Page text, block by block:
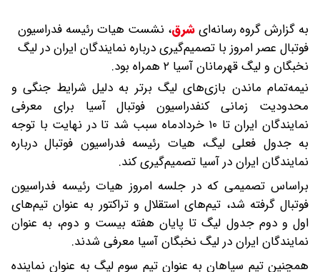
به گزارش گروه رسانه‌ایشرق، نشست هیات رئیسه فدراسیون
فوتبال عصر امروز با تصمیم‌گیری درباره نمایندگان ایران در لیگ
نخبگان و لیگ قهرمانان آسیا ۲ همراه بود.
نیمه‌تمام ماندن بازی‌های لیگ برتر به دلیل شرایط جنگی و
محدودیت زمانی کنفدراسیون فوتبال آسیا برای معرفی
نمایندگان ایران تا ۱۰ خردادماه سبب شد تا در نهایت با توجه
به جدول فعلی لیگ، هیات رئیسه فدراسیون فوتبال درباره
نمایندگان ایران در آسیا تصمیم‌گیری کند.
براساس تصمیمی که در جلسه امروز هیات رئیسه فدراسیون
فوتبال گرفته شد، تیم‌های استقلال و تراکتور به عنوان تیم‌های
اول و دوم جدول لیگ تا پایان هفته بیست و دوم، به عنوان
نمایندگان ایران در لیگ نخبگان آسیا معرفی شدند.
همچنین تیم سپاهان به عنوان تیم سوم لیگ به عنوان نماینده